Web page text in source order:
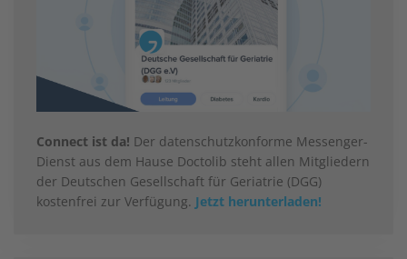
Connect ist da! Der datenschutzkonforme Messenger-
Dienst aus dem Hause Doctolib steht allen Mitgliedern
der Deutschen Gesellschaft für Geriatrie (DGG)
kostenfrei zur Verfügung. Jetzt herunterladen!